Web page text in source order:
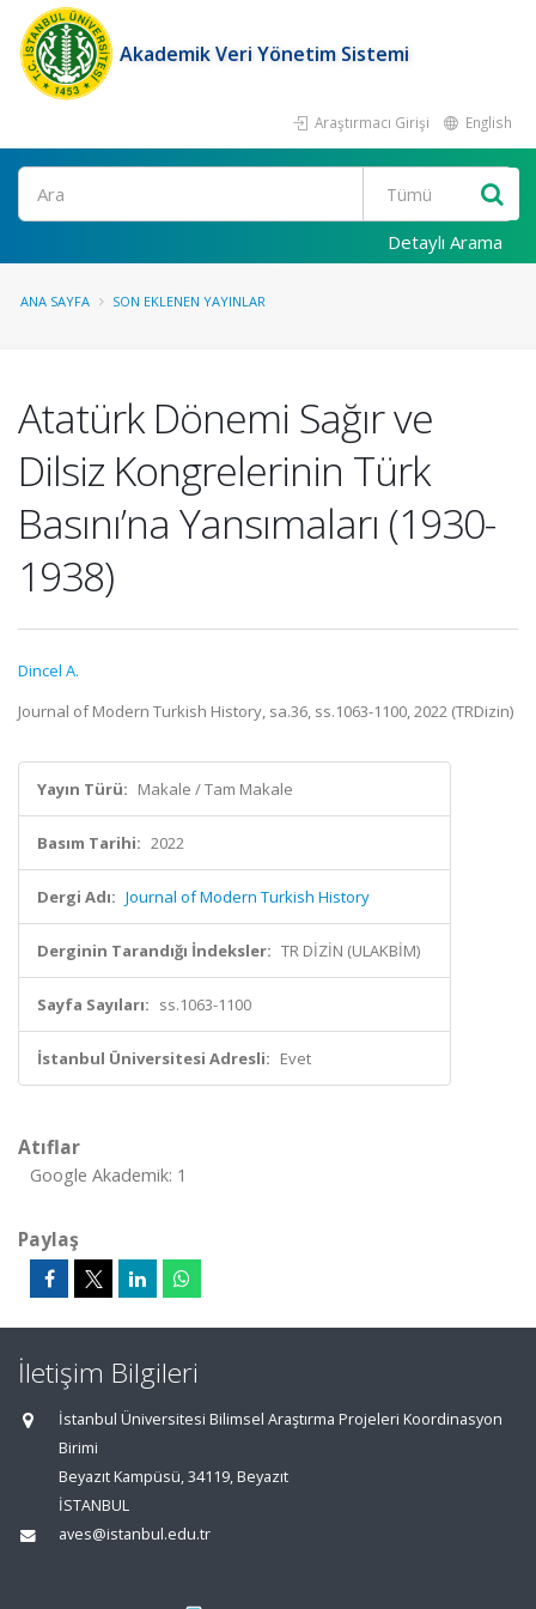
Akademik Veri Yönetim Sistemi
Araştırmacı Girişi English
Ara
Detaylı Arama
ANA SAYFA SON EKLENEN YAYINLAR
Atatürk Dönemi Sağır ve
Dilsiz Kongrelerinin Türk
Basını’na Yansımaları (1930-
1938)
Dincel A.
Journal of Modern Turkish History, sa.36, ss.1063-1100, 2022 (TRDizin)
Yayın Türü: Makale / Tam Makale
Basım Tarihi: 2022
Dergi Adı: Journal of Modern Turkish History
Derginin Tarandığı İndeksler: TR DİZİN (ULAKBİM)
Sayfa Sayıları: ss.1063-1100
İstanbul Üniversitesi Adresli: Evet
Atıflar
Google Akademik: 1
Paylaş
İletişim Bilgileri
İstanbul Üniversitesi Bilimsel Araştırma Projeleri Koordinasyon
Birimi
Beyazıt Kampüsü, 34119, Beyazıt
İSTANBUL
aves@istanbul.edu.tr